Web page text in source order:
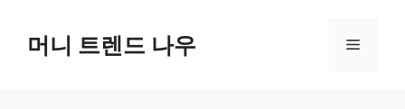
머니 트렌드 나우 메